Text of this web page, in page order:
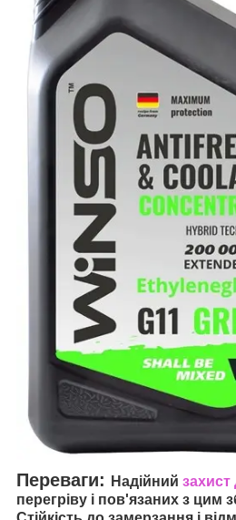
Переваги: Надійний захист
перегріву і пов'язаних з цим